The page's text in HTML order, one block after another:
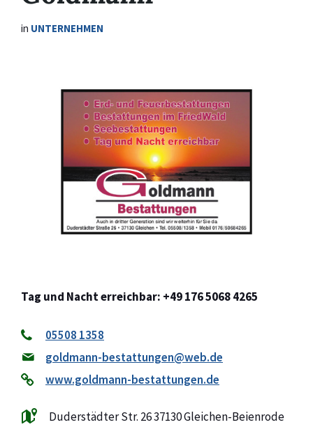
in UNTERNEHMEN
Tag und Nacht erreichbar: +49 176 5068 4265
05508 1358
goldmann-bestattungen@web.de
www.goldmann-bestattungen.de
Duderstädter Str. 26 37130 Gleichen-Beienrode